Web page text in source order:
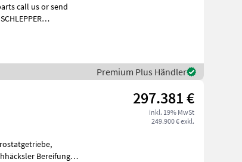
call us or send
Premium Plus Händler
297.381 €
inkl. 19% MwSt
249.900 € exkl.
Bereifung